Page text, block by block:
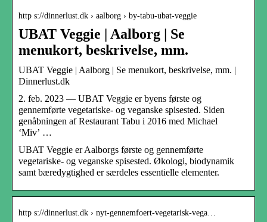
http s://dinnerlust.dk › aalborg › by-tabu-ubat-veggie
UBAT Veggie | Aalborg | Se
menukort, beskrivelse, mm.
UBAT Veggie | Aalborg | Se menukort, beskrivelse, mm. |
Dinnerlust.dk
2. feb. 2023 — UBAT Veggie er byens første og
gennemførte vegetariske- og veganske spisested. Siden
genåbningen af Restaurant Tabu i 2016 med Michael
‘Miv’ …
UBAT Veggie er Aalborgs første og gennemførte
vegetariske- og veganske spisested. Økologi, biodynamik
samt bæredygtighed er særdeles essentielle elementer.
http s://dinnerlust.dk › nyt-gennemfoert-vegetarisk-vega…